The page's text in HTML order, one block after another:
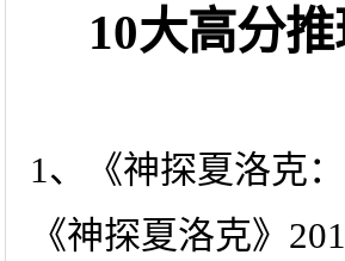
10大高分
1、《神探夏洛克
《神探夏洛克》